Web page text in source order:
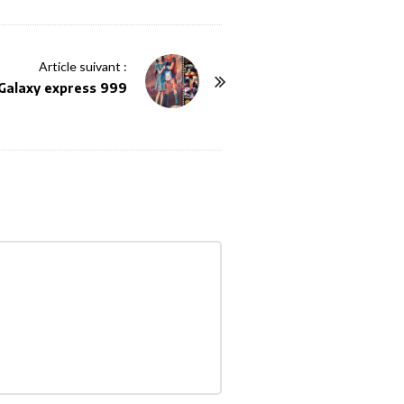
Article suivant :
express 999